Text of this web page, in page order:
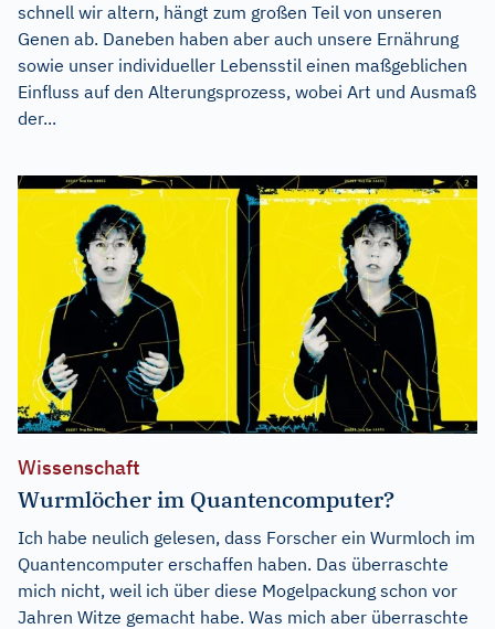
schnell wir altern, hängt zum großen Teil von unseren
Genen ab. Daneben haben aber auch unsere Ernährung
sowie unser individueller Lebensstil einen maßgeblichen
Einfluss auf den Alterungsprozess, wobei Art und Ausmaß
der...
Wissenschaft
Wurmlöcher im Quantencomputer?
Ich habe neulich gelesen, dass Forscher ein Wurmloch im
Quantencomputer erschaffen haben. Das überraschte
mich nicht, weil ich über diese Mogelpackung schon vor
Jahren Witze gemacht habe. Was mich aber überraschte